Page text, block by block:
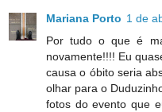
Mariana Porto 1 de
Por tudo o que é
novamente!!!! Eu
causa o óbito seria
olhar para o
fotos do evento que